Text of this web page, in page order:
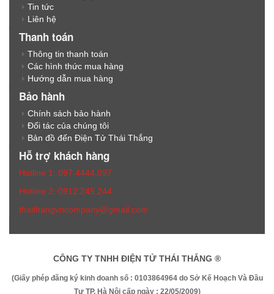
Tin tức
Liên hệ
Thanh toán
Thông tin thanh toán
Các hình thức mua hàng
Hướng dẫn mua hàng
Bảo hành
Chính sách bảo hành
Đối tác của chúng tôi
Bản đồ đến Điện Tử Thái Thắng
Hỗ trợ khách hàng
Hotline 1: 097.4444.097
Hotline 2: 0912.245.244
thaithangvncompany@gmail.com
CÔNG TY TNHH ĐIỆN TỬ THÁI THẮNG ®
(Giấy phép đăng ký kinh doanh số : 0103864964 do Sở Kế Hoạch Và Đầu
Tư TP. Hà Nội cấp ngày : 22/05/2009)